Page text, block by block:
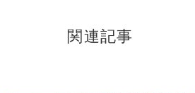
関連記事